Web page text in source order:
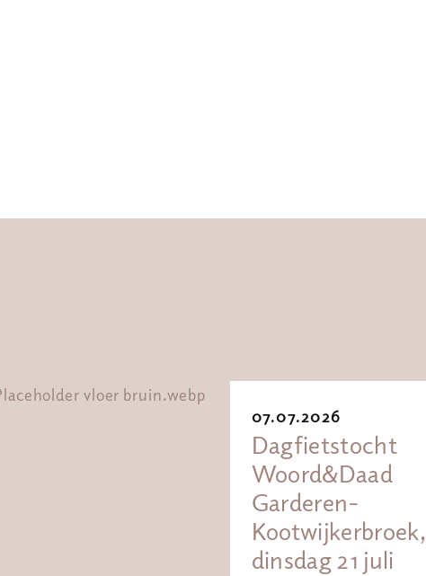
07.07.2026
Dagfietstocht
Woord&Daad
Garderen-
Kootwijkerbroek,
dinsdag 21 juli